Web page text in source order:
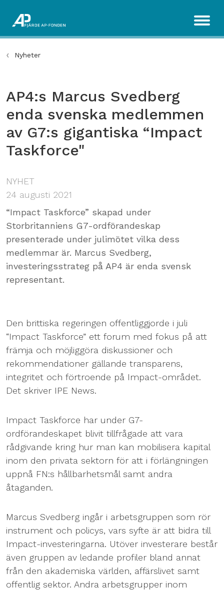
Nyheter
AP4:s Marcus Svedberg
enda svenska medlemmen
av G7:s gigantiska “Impact
Taskforce"
NYHET
24 augusti 2021
“Impact Taskforce” skapad under
Storbritanniens G7-ordförandeskap
presenterade under julimötet vilka dess
medlemmar är. Marcus Svedberg,
investeringsstrateg på AP4 är enda svensk
representant.
Den brittiska regeringen offentliggjorde i juli
“Impact Taskforce” ett forum med fokus på att
främja och möjliggöra diskussioner och
rekommendationer gällande transparens,
integritet och förtroende på Impact-området.
Det skriver IPE News.
Impact Taskforce har under G7-
ordförandeskapet blivit tillfrågade att vara
rådgivande kring hur man kan mobilisera kapital
inom den privata sektorn för att i förlängningen
uppnå FN:s hållbarhetsmål samt andra
åtaganden.
Marcus Svedberg ingår i arbetsgruppen som rör
instrument och policys, vars syfte är att bidra till
Impact-investeringarna. Utöver investerare består
även gruppen av ledande profiler bland annat
från den akademiska världen, affärslivet samt
offentlig sektor. Andra arbetsgrupper inom